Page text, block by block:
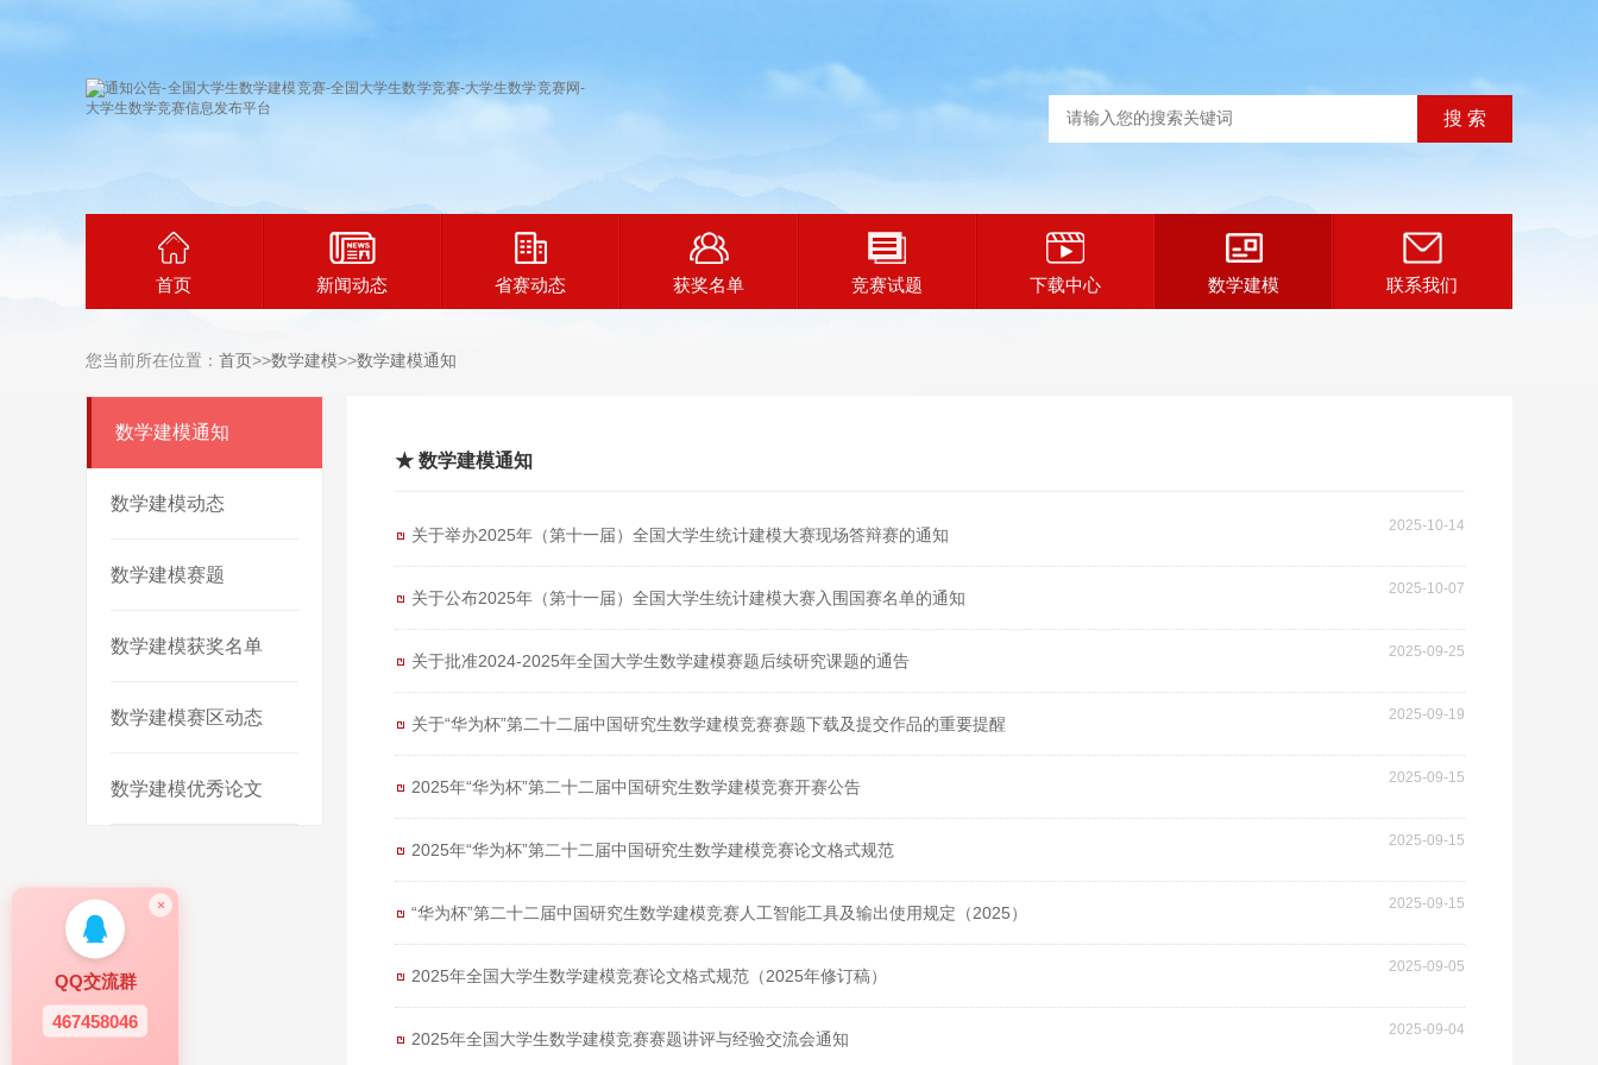
首页 新闻动态 省赛动态 获奖名单 竞赛试题 下载中心 数学建模 联系我们
您当前所在位置： 首页>>数学建模>>数学建模通知
数学建模通知
数学建模动态
数学建模赛题
数学建模获奖名单
数学建模赛区动态
数学建模优秀论文
★ 数学建模通知
关于举办2025年（第十一届）全国大学生统计建模大赛现场答辩赛的通知 2025-10-14
关于公布2025年（第十一届）全国大学生统计建模大赛入围国赛名单的通知 2025-10-07
关于批准2024-2025年全国大学生数学建模赛题后续研究课题的通告 2025-09-25
关于“华为杯”第二十二届中国研究生数学建模竞赛赛题下载及提交作品的重要提醒 2025-09-19
2025年“华为杯”第二十二届中国研究生数学建模竞赛开赛公告 2025-09-15
2025年“华为杯”第二十二届中国研究生数学建模竞赛论文格式规范 2025-09-15
“华为杯”第二十二届中国研究生数学建模竞赛人工智能工具及输出使用规定（2025） 2025-09-15
2025年全国大学生数学建模竞赛论文格式规范（2025年修订稿） 2025-09-05
2025年全国大学生数学建模竞赛赛题讲评与经验交流会通知 2025-09-04
×
QQ交流群
467458046